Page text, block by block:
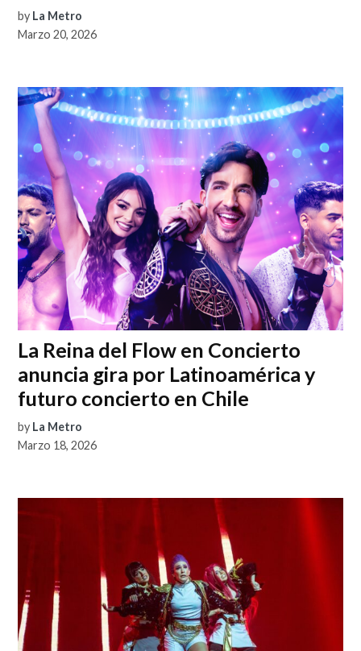
by La Metro
Marzo 20, 2026
La Reina del Flow en Concierto
anuncia gira por Latinoamérica y
futuro concierto en Chile
by La Metro
Marzo 18, 2026